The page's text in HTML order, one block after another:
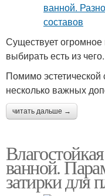
Существует огромное
выбирать есть из чего.
Помимо
несколько важных
читать дальше →
ванной.
затирки для